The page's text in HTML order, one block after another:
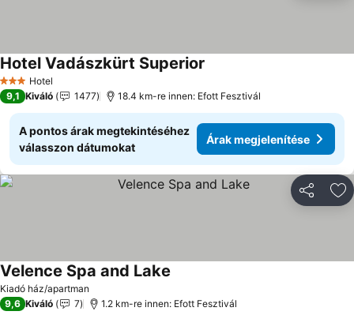
3 Kategória
Hotel
Hotel Vadászkürt Superior
9,1 Kiváló 1477 18.4 km-re innen: Efott Fesztivál
A pontos árak megtekintéséhez
válasszon dátumokat
Árak megjelenítése
Kiadó ház/apartman
Velence Spa and Lake
9,6 Kiváló 7 1.2 km-re innen: Efott Fesztivál